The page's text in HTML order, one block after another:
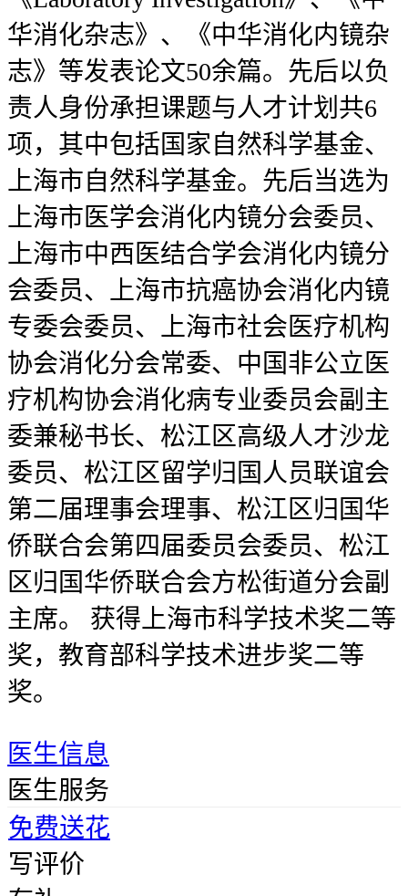
华消化杂志》、《中华消化内镜杂
志》等发表论文50余篇。先后以负
责人身份承担课题与人才计划共6
项，其中包括国家自然科学基金、
上海市自然科学基金。先后当选为
上海市医学会消化内镜分会委员、
上海市中西医结合学会消化内镜分
会委员、上海市抗癌协会消化内镜
专委会委员、上海市社会医疗机构
协会消化分会常委、中国非公立医
疗机构协会消化病专业委员会副主
委兼秘书长、松江区高级人才沙龙
委员、松江区留学归国人员联谊会
第二届理事会理事、松江区归国华
侨联合会第四届委员会委员、松江
区归国华侨联合会方松街道分会副
主席。 获得上海市科学技术奖二等
奖，教育部科学技术进步奖二等
奖。
医生信息
医生服务
免费送花
写评价